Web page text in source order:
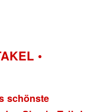
•
schönste